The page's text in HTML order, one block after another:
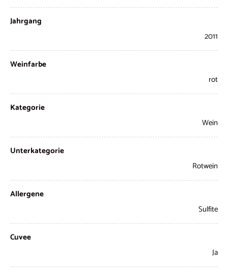
Jahrgang
2011
Weinfarbe
rot
Kategorie
Wein
Unterkategorie
Rotwein
Allergene
Sulfite
Cuvee
Ja